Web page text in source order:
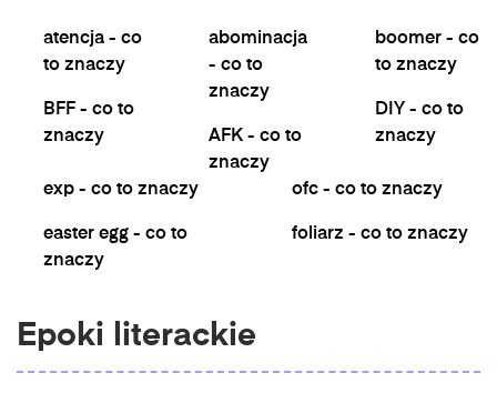
atencja - co
to znaczy
BFF - co to
znaczy
abominacja
- co to
znaczy
AFK - co to
znaczy
boomer - co
to znaczy
DIY - co to
znaczy
exp - co to znaczy
easter egg - co to
znaczy
ofc - co to znaczy
foliarz - co to znaczy
Epoki literackie